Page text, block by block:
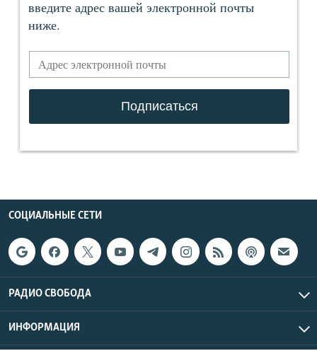
СОЦИАЛЬНЫЕ СЕТИ
РАДИО СВОБОДА
ИНФОРМАЦИЯ